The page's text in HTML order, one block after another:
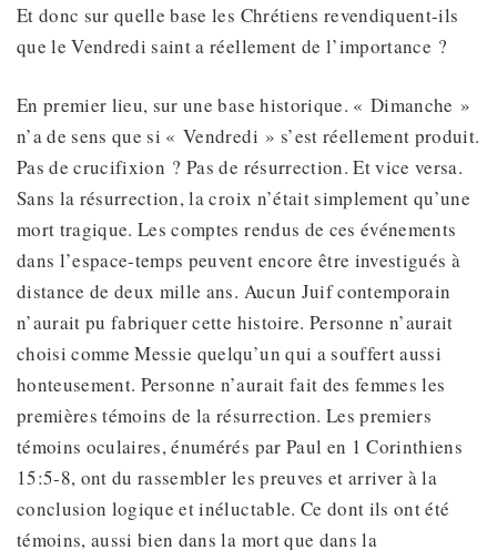
Et donc sur quelle base les Chrétiens revendiquent-ils
que le Vendredi saint a réellement de l’importance ?
En premier lieu, sur une base historique. « Dimanche »
n’a de sens que si « Vendredi » s’est réellement produit.
Pas de crucifixion ? Pas de résurrection. Et vice versa.
Sans la résurrection, la croix n’était simplement qu’une
mort tragique. Les comptes rendus de ces événements
dans l’espace-temps peuvent encore être investigués à
distance de deux mille ans. Aucun Juif contemporain
n’aurait pu fabriquer cette histoire. Personne n’aurait
choisi comme Messie quelqu’un qui a souffert aussi
honteusement. Personne n’aurait fait des femmes les
premières témoins de la résurrection. Les premiers
témoins oculaires, énumérés par Paul en 1 Corinthiens
15:5-8, ont du rassembler les preuves et arriver à la
conclusion logique et inéluctable. Ce dont ils ont été
témoins, aussi bien dans la mort que dans la